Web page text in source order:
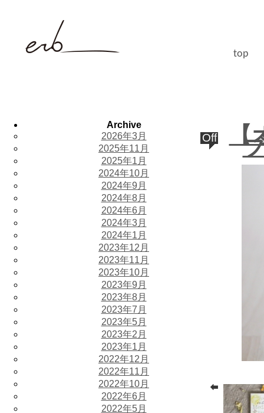
top
Off
Archive
2026年3月
2025年11月
2025年1月
2024年10月
2024年9月
2024年8月
2024年6月
2024年3月
2024年1月
2023年12月
2023年11月
2023年10月
2023年9月
2023年8月
2023年7月
2023年5月
2023年2月
2023年1月
2022年12月
2022年11月
2022年10月
2022年6月
2022年5月